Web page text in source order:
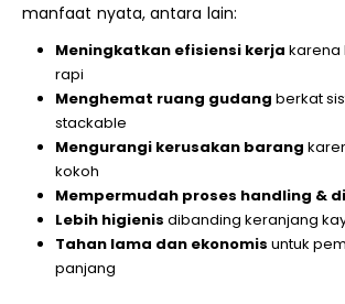
manfaat nyata, antara lain:
Meningkatkan efisiensi kerja karena
rapi
Menghemat ruang gudang berkat
stackable
Mengurangi kerusakan barang
kokoh
Mempermudah proses handling &
Lebih higienis dibanding keranjang
Tahan lama dan ekonomis untuk
panjang